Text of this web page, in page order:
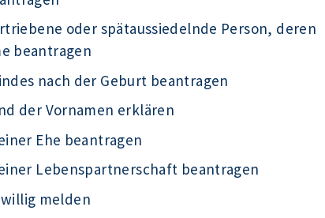
oder spätaussiedelnde Person, deren
beantragen
nach der Geburt beantragen
der Vornamen erklären
Ehe beantragen
Lebenspartnerschaft beantragen
melden